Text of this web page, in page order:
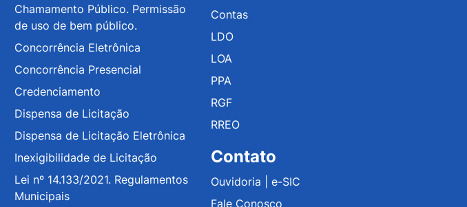
Chamamento Público. Permissão
de uso de bem público.
Concorrência Eletrônica
Concorrência Presencial
Credenciamento
Dispensa de Licitação
Dispensa de Licitação Eletrônica
Inexigibilidade de Licitação
Lei nº 14.133/2021. Regulamentos
Municipais
Contas
LDO
LOA
PPA
RGF
RREO
Contato
Ouvidoria | e-SIC
Fale Conosco